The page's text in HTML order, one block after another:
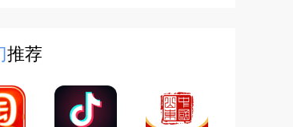
推荐